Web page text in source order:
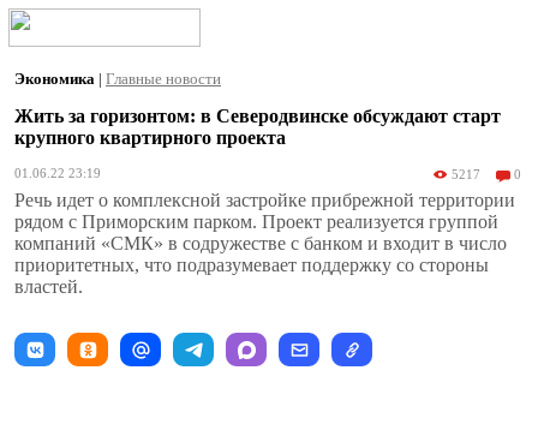
Экономика | Главные новости
Жить за горизонтом: в Северодвинске обсуждают старт
крупного квартирного проекта
01.06.22 23:19 5217 0
Речь идет о комплексной застройке прибрежной территории
рядом с Приморским парком. Проект реализуется группой
компаний «СМК» в содружестве с банком и входит в число
приоритетных, что подразумевает поддержку со стороны
властей.